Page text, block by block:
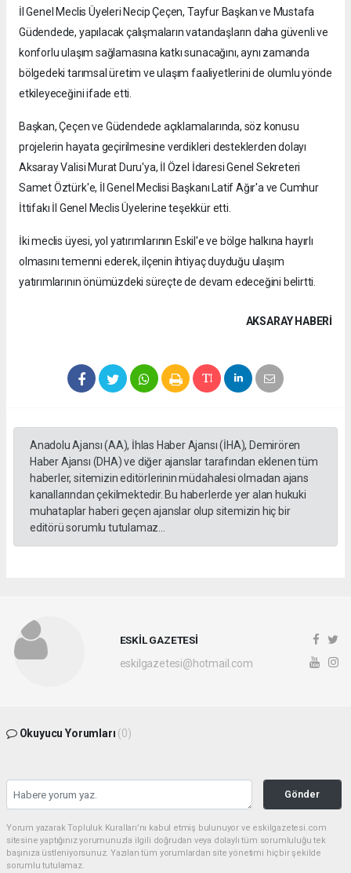
Meryemağıl Yolu ile Bayramdüğün–Ortakuyu Yolu da yenilenerek
vatandaşların hizmetine sunulacak.
Bu sezon tamamlanması planlanan yol çalışmaları şöyle:
İkizce Yolu (Sıcak Asfalt)
Bayramdüğün – Ortakuyu Yolu
İl Genel Meclis Üyeleri Necip Çeçen, Tayfur Başkan ve Mustafa
Güdendede, yapılacak çalışmaların vatandaşların daha güvenli ve
konforlu ulaşım sağlamasına katkı sunacağını, aynı zamanda
etkileyeceğini ifade etti.
Başkan, Çeçen ve Güdendede açıklamalarında, söz konusu
Aksaray Valisi Murat Duru'ya, İl Özel İdaresi Genel Sekreteri
İttifakı İl Genel Meclis Üyelerine teşekkür etti.
yatırımlarının önümüzdeki süreçte de devam edeceğini belirtti.
AKSARAY HABERİ
Haber Ajansı (DHA) ve diğer ajanslar tarafından eklenen tüm
haberler, sitemizin editörlerinin müdahalesi olmadan ajans
kanallarından çekilmektedir. Bu haberlerde yer alan hukuki
muhataplar haberi geçen ajanslar olup sitemizin hiç bir